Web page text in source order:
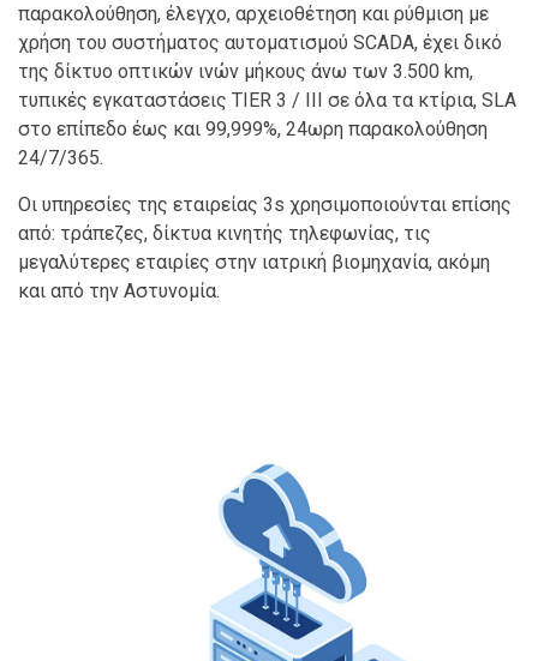
παρακολούθηση, έλεγχο, αρχειοθέτηση και ρύθμιση με
χρήση του συστήματος αυτοματισμού SCADA, έχει δικό
της δίκτυο οπτικών ινών μήκους άνω των 3.500 km,
τυπικές εγκαταστάσεις TIER 3 / III σε όλα τα κτίρια, SLA
στο επίπεδο έως και 99,999%, 24ωρη παρακολούθηση
24/7/365.
Οι υπηρεσίες της εταιρείας 3s χρησιμοποιούνται επίσης
από: τράπεζες, δίκτυα κινητής τηλεφωνίας, τις
μεγαλύτερες εταιρίες στην ιατρική βιομηχανία, ακόμη
και από την Αστυνομία.